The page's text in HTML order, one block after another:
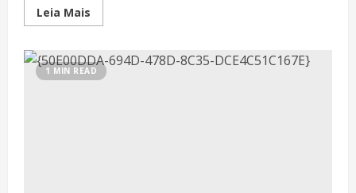
Leia Mais
1 MIN READ